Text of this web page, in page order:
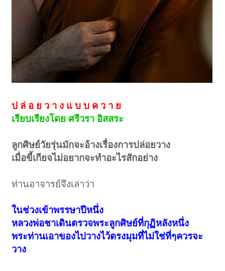
ป ล่ อ ย ว า ง แ บ บ ค ว า ย
เรียบเรียงโดย ศรีวรา อิสสระ
ลูกศิษย์วัยรุ่นมักจะอ้างเรื่องการปล่อยวาง
เมื่อขี้เกียจไม่อยากจะทำอะไรสักอย่าง
ท่านอาจารย์จึงเล่าว่า
ในช่วงเข้าพรรษาปีหนึ่ง
หลวงพ่อชาเดินตรวจพระลูกศิษย์ที่กุฏิหลังหนึ่ง
พระท่านเอาของไปวางไว้ตรงมุมที่ไม่ใช่ที่ๆควรจะ
วาง